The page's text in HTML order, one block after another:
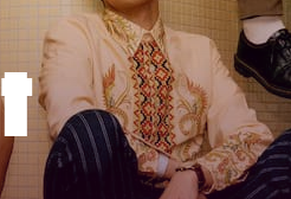
À propos de l'AB
Contact